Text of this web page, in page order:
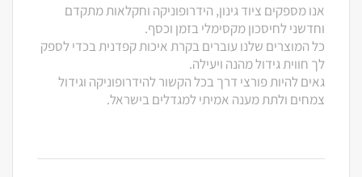
אנו מספקים ציוד גינון, הידרופוניקה וחקלאות מתקדם
וחדשני לחיסכון מקסימלי בזמן וכסף.
כל המוצרים שלנו עוברים בקרת איכות קפדנית בכדי לספק
לך חווית גידול מהנה ויעילה.
גאים להיות פורצי דרך בכל הקשור להידרופוניקה וגידול
צמחים ולתת מענה אמיתי למגדלים בישראל.